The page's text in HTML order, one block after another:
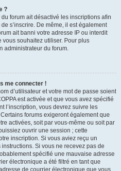
?
du forum ait désactivé les inscriptions afin
s’inscrire. De même, il est également
ait banni votre adresse IP ou interdit
vous souhaitez utiliser. Pour plus
administrateur du forum.
me connecter !
d’utilisateur et votre mot de passe soient
est activée et que vous avez spécifié
l’inscription, vous devrez suivre les
forums exigeront également que
activées, soit par vous-même ou soit par
ouvrir une session ; cette
inscription. Si vous aviez reçu un
Si vous ne recevez pas de
spécifié une mauvaise adresse
électronique a été filtré en tant que